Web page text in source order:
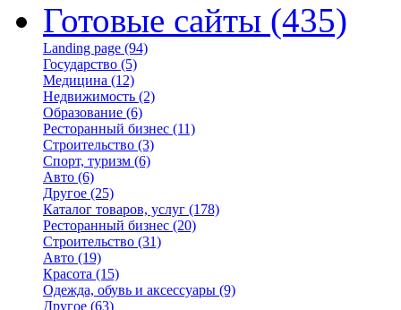
Готовые сайты (435)
Landing page (94)
Государство (5)
Медицина (12)
Недвижимость (2)
Образование (6)
Ресторанный бизнес (11)
Строительство (3)
Спорт, туризм (6)
Авто (6)
Другое (25)
Каталог товаров, услуг (178)
Ресторанный бизнес (20)
Строительство (31)
Авто (19)
Красота (15)
Одежда, обувь и аксессуары (9)
Другое (63)